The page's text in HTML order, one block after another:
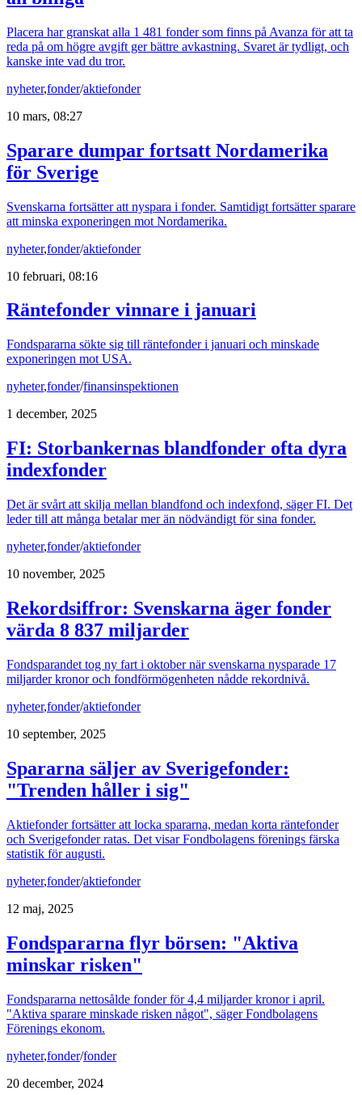
Placera har granskat alla 1 481 fonder som finns på Avanza för att ta
reda på om högre avgift ger bättre avkastning. Svaret är tydligt, och
kanske inte vad du tror.
nyheter,fonder/aktiefonder
10 mars, 08:27
Sparare dumpar fortsatt Nordamerika
för Sverige
Svenskarna fortsätter att nyspara i fonder. Samtidigt fortsätter sparare
att minska exponeringen mot Nordamerika.
nyheter,fonder/aktiefonder
10 februari, 08:16
Räntefonder vinnare i januari
Fondspararna sökte sig till räntefonder i januari och minskade
exponeringen mot USA.
nyheter,fonder/finansinspektionen
1 december, 2025
FI: Storbankernas blandfonder ofta dyra
indexfonder
Det är svårt att skilja mellan blandfond och indexfond, säger FI. Det
leder till att många betalar mer än nödvändigt för sina fonder.
nyheter,fonder/aktiefonder
10 november, 2025
Rekordsiffror: Svenskarna äger fonder
värda 8 837 miljarder
Fondsparandet tog ny fart i oktober när svenskarna nysparade 17
miljarder kronor och fondförmögenheten nådde rekordnivå.
nyheter,fonder/aktiefonder
10 september, 2025
Spararna säljer av Sverigefonder:
"Trenden håller i sig"
Aktiefonder fortsätter att locka spararna, medan korta räntefonder
och Sverigefonder ratas. Det visar Fondbolagens förenings färska
statistik för augusti.
nyheter,fonder/aktiefonder
12 maj, 2025
Fondspararna flyr börsen: "Aktiva
minskar risken"
Fondspararna nettosålde fonder för 4,4 miljarder kronor i april.
"Aktiva sparare minskade risken något", säger Fondbolagens
Förenings ekonom.
nyheter,fonder/fonder
20 december, 2024